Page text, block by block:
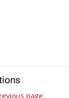
page